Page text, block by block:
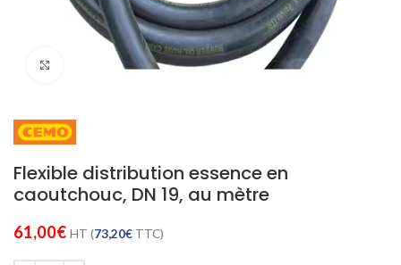
Cliquez pour agrandir
Flexible distribution essence en
caoutchouc, DN 19, au mètre
61,00€ HT (73,20€ TTC)